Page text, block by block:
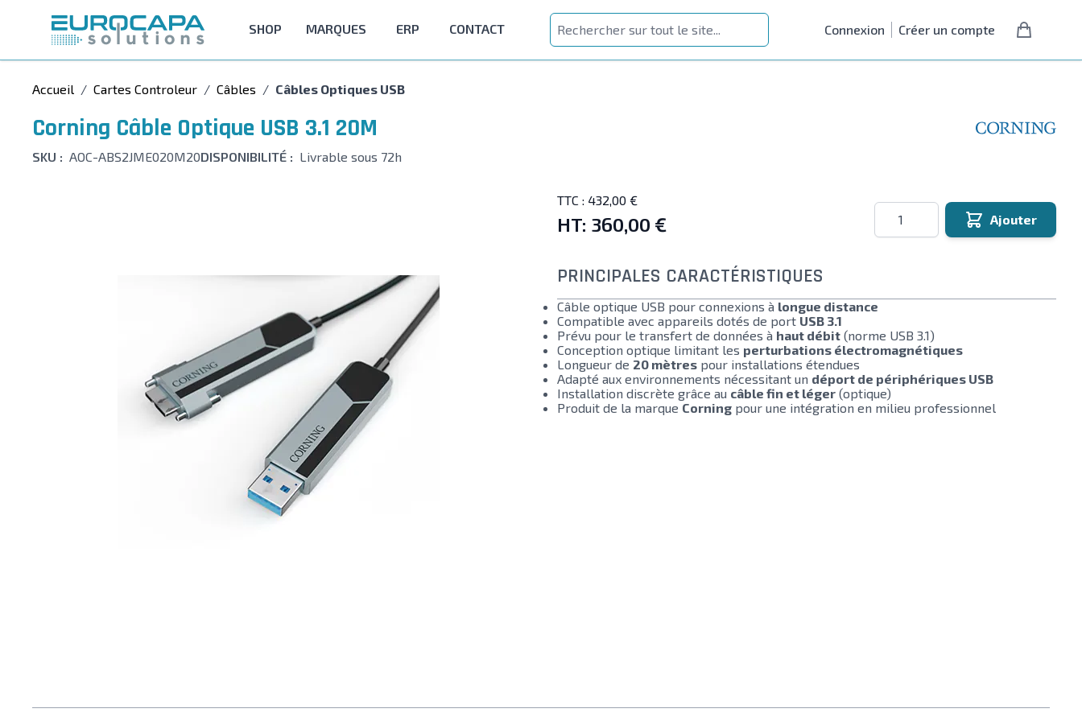
SHOP
MARQUES ERP CONTACT Connexion Créer un compte
Accueil / Cartes Controleur / Câbles / Câbles Optiques USB
Corning Câble Optique USB 3.1 20M
SKU : AOC-ABS2JME020M20DISPONIBILITÉ : Livrable sous 72h
TTC : 432,00 €
HT: 360,00 €
Quantité
Ajouter
PRINCIPALES CARACTÉRISTIQUES
Câble optique USB pour connexions à longue distance
Compatible avec appareils dotés de port USB 3.1
Prévu pour le transfert de données à haut débit (norme USB 3.1)
Conception optique limitant les perturbations électromagnétiques
Longueur de 20 mètres pour installations étendues
Adapté aux environnements nécessitant un déport de périphériques USB
Installation discrète grâce au câble fin et léger (optique)
Produit de la marque Corning pour une intégration en milieu professionnel